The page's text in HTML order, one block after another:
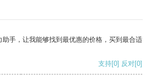
手，让我能够找到最优惠的价格，买到最合适
支持[0] 反对[0]